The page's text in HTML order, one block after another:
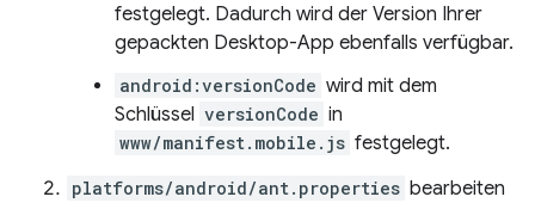
festgelegt. Dadurch wird der Version Ihrer
gepackten Desktop-App ebenfalls verfügbar.
android:versionCode wird mit dem
Schlüssel versionCode in
www/manifest.mobile.js festgelegt.
platforms/android/ant.properties bearbeiten